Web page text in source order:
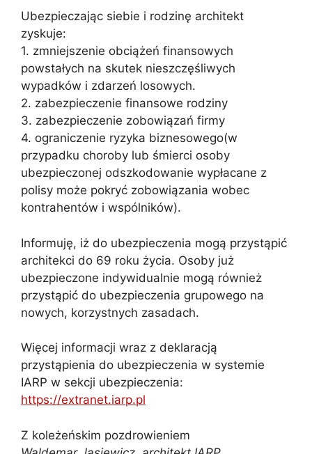
Ubezpieczając siebie i rodzinę architekt
zyskuje:
1. zmniejszenie obciążeń finansowych
powstałych na skutek nieszczęśliwych
wypadków i zdarzeń losowych.
2. zabezpieczenie finansowe rodziny
3. zabezpieczenie zobowiązań firmy
4. ograniczenie ryzyka biznesowego(w
przypadku choroby lub śmierci osoby
ubezpieczonej odszkodowanie wypłacane z
polisy może pokryć zobowiązania wobec
kontrahentów i wspólników).
Informuję, iż do ubezpieczenia mogą przystąpić
architekci do 69 roku życia. Osoby już
ubezpieczone indywidualnie mogą również
przystąpić do ubezpieczenia grupowego na
nowych, korzystnych zasadach.
Więcej informacji wraz z deklaracją
przystąpienia do ubezpieczenia w systemie
IARP w sekcji ubezpieczenia:
https://extranet.iarp.pl
Z koleżeńskim pozdrowieniem